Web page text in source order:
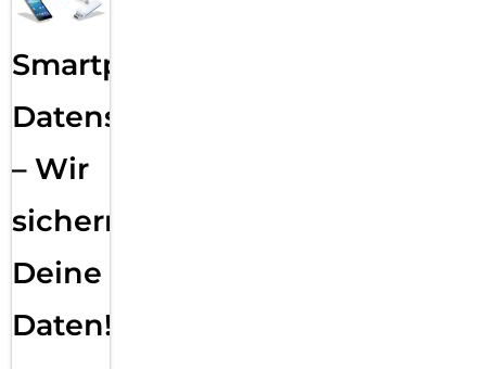
Smartphone
Datensicherung
– Wir
sichern
Deine
Daten!